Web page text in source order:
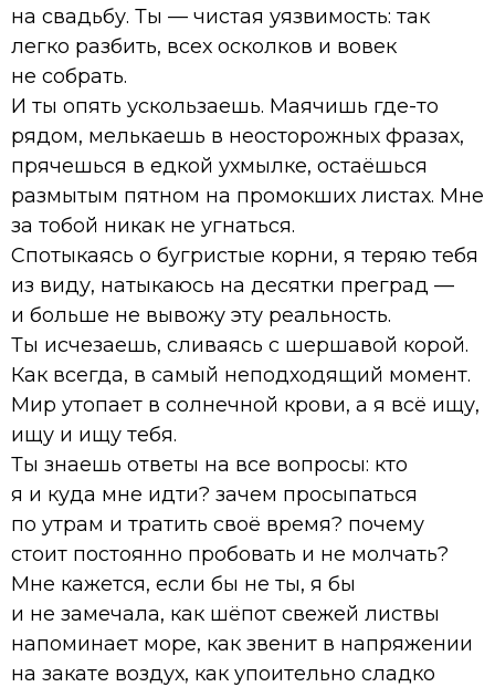
на свадьбу. Ты — чистая уязвимость: так
легко разбить, всех осколков и вовек
не собрать.
И ты опять ускользаешь. Маячишь где-то
рядом, мелькаешь в неосторожных фразах,
прячешься в едкой ухмылке, остаёшься
размытым пятном на промокших листах. Мне
за тобой никак не угнаться.
Спотыкаясь о бугристые корни, я теряю тебя
из виду, натыкаюсь на десятки преград —
и больше не вывожу эту реальность.
Ты исчезаешь, сливаясь с шершавой корой.
Как всегда, в самый неподходящий момент.
Мир утопает в солнечной крови, а я всё ищу,
ищу и ищу тебя.
Ты знаешь ответы на все вопросы: кто
я и куда мне идти? зачем просыпаться
по утрам и тратить своё время? почему
стоит постоянно пробовать и не молчать?
Мне кажется, если бы не ты, я бы
и не замечала, как шёпот свежей листвы
напоминает море, как звенит в напряжении
на закате воздух, как упоительно сладко